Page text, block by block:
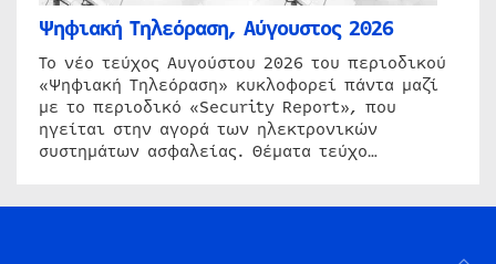
Ψηφιακή Τηλεόραση, Αύγουστος 2026
Το νέο τεύχος Αυγούστου 2026 του περιοδικού
«Ψηφιακή Τηλεόραση» κυκλοφορεί πάντα μαζί
με το περιοδικό «Security Report», που
ηγείται στην αγορά των ηλεκτρονικών
συστημάτων ασφαλείας. Θέματα τεύχο…